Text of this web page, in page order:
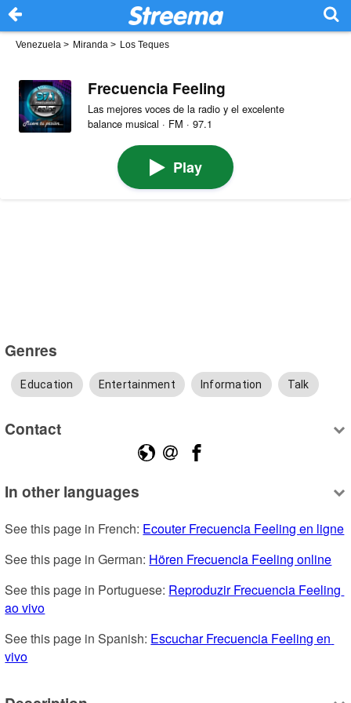
Venezuela > Miranda > Los Teques
Frecuencia Feeling
Las mejores voces de la radio y el excelente
balance musical · FM · 97.1
Play
Genres
Education Entertainment Information Talk
Contact
In other languages
See this page in French: Ecouter Frecuencia Feeling en ligne
See this page in German: Hören Frecuencia Feeling online
See this page in Portuguese: Reproduzir Frecuencia Feeling
ao vivo
See this page in Spanish: Escuchar Frecuencia Feeling en
vivo